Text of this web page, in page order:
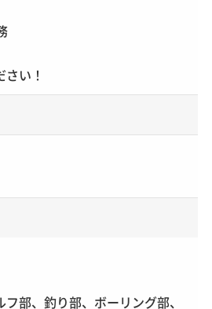
い！
部、釣り部、ボーリング部、